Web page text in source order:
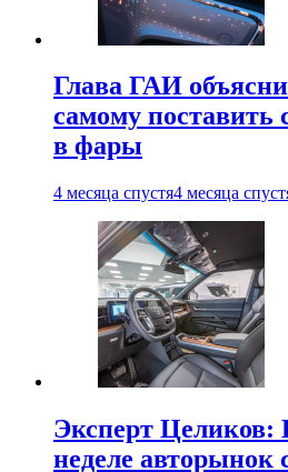
Глава ГАИ
самому поставить
в фары
4 месяца спустя4 месяца
Эксперт
неделе авторынок